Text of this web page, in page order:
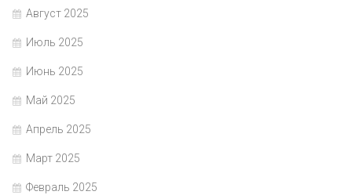
Август 2025
Июль 2025
Июнь 2025
Май 2025
Апрель 2025
Март 2025
Февраль 2025